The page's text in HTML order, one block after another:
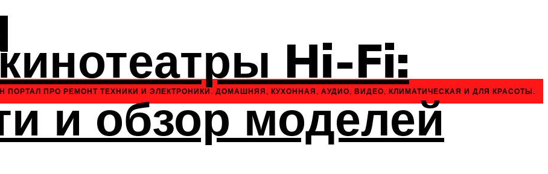
ПОРТАЛ ПРО РЕМОНТ ТЕХНИКИ И ЭЛЕКТРОНИКИ. ДОМАШНЯЯ, КУХОННАЯ, АУДИО, ВИДЕО, КЛИМАТИЧЕСКАЯ И ДЛЯ КРАСОТЫ.
Hi-Fi:
и обзор моделей